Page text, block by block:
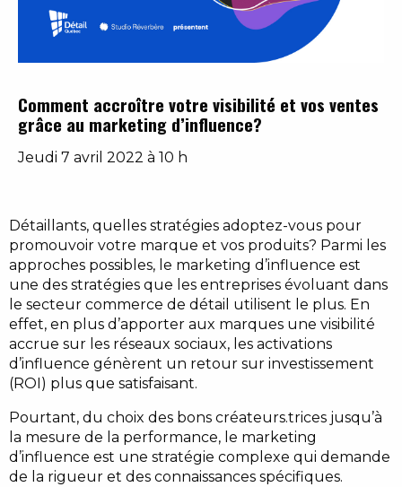
Comment accroître votre visibilité et vos ventes
grâce au marketing d’influence?
Jeudi 7 avril 2022 à 10 h
Détaillants, quelles stratégies adoptez-vous pour
promouvoir votre marque et vos produits? Parmi les
approches possibles, le marketing d’influence est
une des stratégies que les entreprises évoluant dans
le secteur commerce de détail utilisent le plus. En
effet, en plus d’apporter aux marques une visibilité
accrue sur les réseaux sociaux, les activations
d’influence génèrent un retour sur investissement
(ROI) plus que satisfaisant.
Pourtant, du choix des bons créateurs.trices jusqu’à
la mesure de la performance, le marketing
d’influence est une stratégie complexe qui demande
de la rigueur et des connaissances spécifiques.